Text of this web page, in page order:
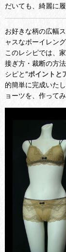
だいても、綺麗に
お好きな柄の広幅
ャスなボーイレン
このレシピでは、
接ぎ方・裁断の方
シピと”ポイントと
的簡単に完成いた
ョーツを、作って